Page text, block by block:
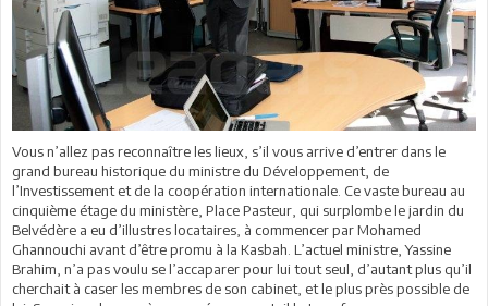
Vous n’allez pas reconnaître les lieux, s’il vous arrive d’entrer dans le
grand bureau historique du ministre du Développement, de
l’Investissement et de la coopération internationale. Ce vaste bureau au
cinquième étage du ministère, Place Pasteur, qui surplombe le jardin du
Belvédère a eu d’illustres locataires, à commencer par Mohamed
Ghannouchi avant d’être promu à la Kasbah. L’actuel ministre, Yassine
Brahim, n’a pas voulu se l’accaparer pour lui tout seul, d’autant plus qu’il
cherchait à caser les membres de son cabinet, et le plus près possible de